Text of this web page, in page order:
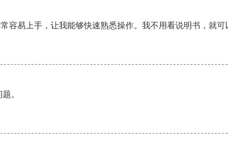
容易上手，让我能够快速熟悉操作。我不用看说明书，就可
。